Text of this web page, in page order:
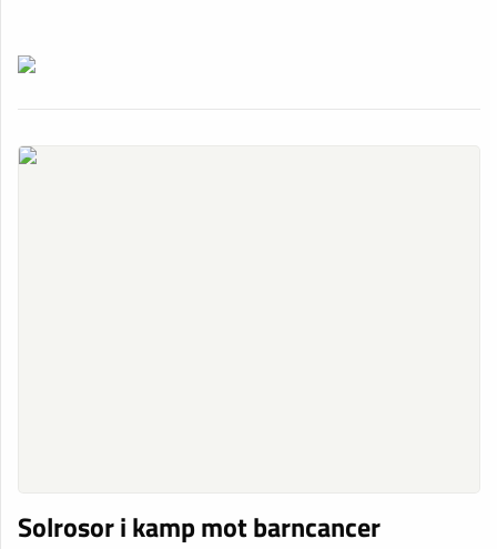
Solrosor i kamp mot barncancer